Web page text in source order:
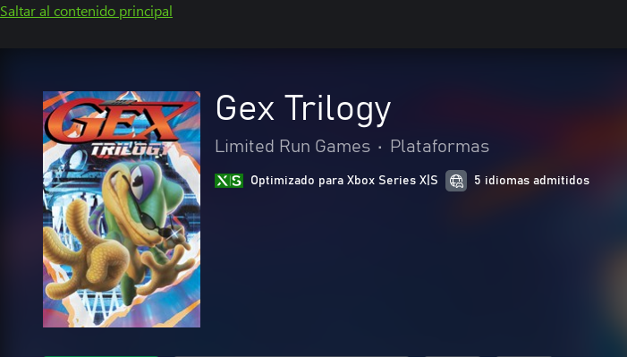
Saltar al contenido principal
Gex Trilogy
Limited Run Games • Plataformas
Optimizado para Xbox Series X|S 5 idiomas admitidos